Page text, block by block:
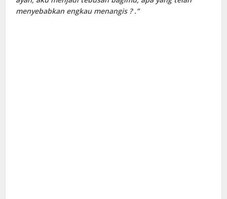
menyebabkan engkau menangis ? .”